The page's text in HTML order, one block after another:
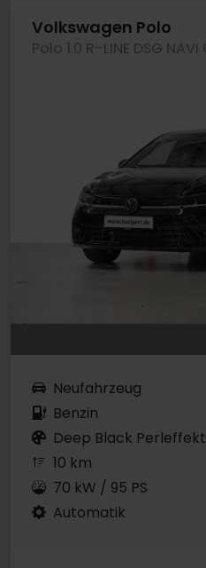
Volkswagen Polo
Neufahrzeug
Benzin
Deep Black Perleffekt
10 km
70 kW / 95 PS
Automatik